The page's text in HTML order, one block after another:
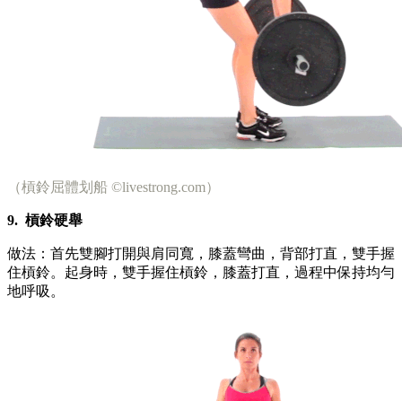
（槓鈴屈體划船 ©livestrong.com）
9. 槓鈴硬舉
做法：首先雙腳打開與肩同寬，膝蓋彎曲，背部打直，雙手握
住槓鈴。起身時，雙手握住槓鈴，膝蓋打直，過程中保持均勻
地呼吸。